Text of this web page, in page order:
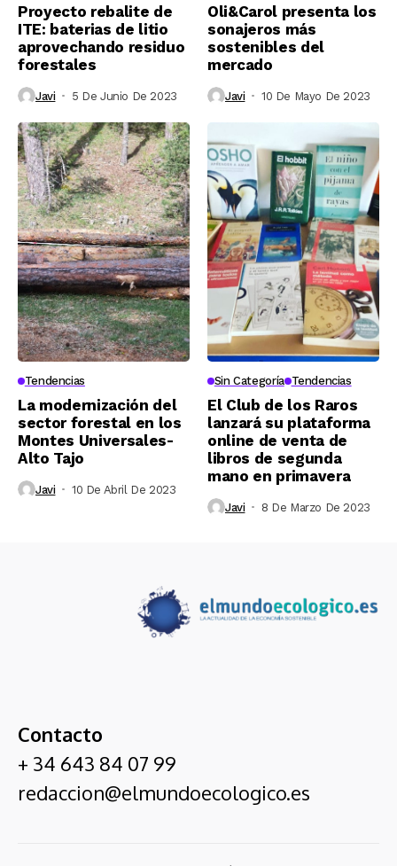
Proyecto rebalite de
ITE: baterias de litio
aprovechando residuo
forestales
Javi 5 De Junio De 2023
Oli&Carol presenta los
sonajeros más
sostenibles del
mercado
Javi 10 De Mayo De 2023
Tendencias
La modernización del
sector forestal en los
Montes Universales-
Alto Tajo
Javi 10 De Abril De 2023
Sin Categoría Tendencias
El Club de los Raros
lanzará su plataforma
online de venta de
libros de segunda
mano en primavera
Javi 8 De Marzo De 2023
Contacto
+ 34 643 84 07 99
redaccion@elmundoecologico.es